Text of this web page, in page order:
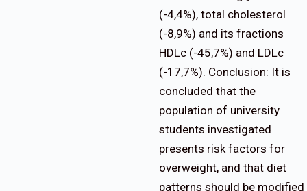
(-4,4%), total cholesterol
(-8,9%) and its fractions
HDLc (-45,7%) and LDLc
(-17,7%). Conclusion: It is
concluded that the
population of university
students investigated
presents risk factors for
overweight, and that diet
patterns should be modified